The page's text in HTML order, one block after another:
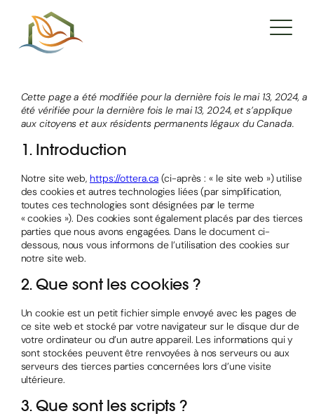
Cette page a été modifiée pour la dernière fois le mai 13, 2024, a
été vérifiée pour la dernière fois le mai 13, 2024, et s’applique
aux citoyens et aux résidents permanents légaux du Canada.
1. Introduction
Notre site web, https://ottera.ca (ci-après : « le site web ») utilise
des cookies et autres technologies liées (par simplification,
toutes ces technologies sont désignées par le terme
« cookies »). Des cookies sont également placés par des tierces
parties que nous avons engagées. Dans le document ci-
dessous, nous vous informons de l’utilisation des cookies sur
notre site web.
2. Que sont les cookies ?
Un cookie est un petit fichier simple envoyé avec les pages de
ce site web et stocké par votre navigateur sur le disque dur de
votre ordinateur ou d’un autre appareil. Les informations qui y
sont stockées peuvent être renvoyées à nos serveurs ou aux
serveurs des tierces parties concernées lors d’une visite
ultérieure.
3. Que sont les scripts ?